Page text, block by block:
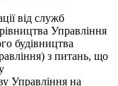
від служб
Управління
будівництва
з питань, що
Управління на